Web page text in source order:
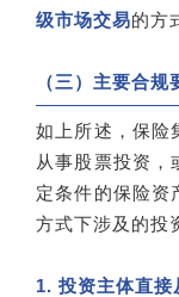
级市场交易的方
（三）主要合规
如上所述，保险
从事股票投资，
定条件的保险资
方式下涉及的投
1. 投资主体直接